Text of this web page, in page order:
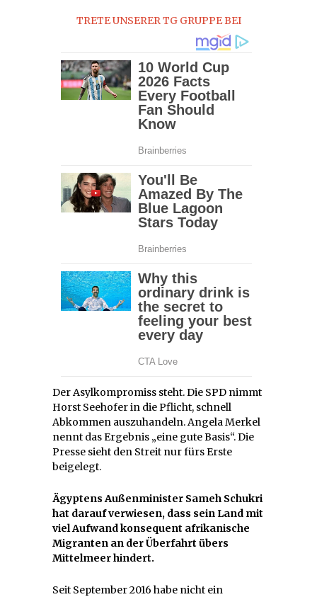
TRETE UNSERER TG GRUPPE BEI
Der Asylkompromiss steht. Die SPD nimmt
Horst Seehofer in die Pflicht, schnell
Abkommen auszuhandeln. Angela Merkel
nennt das Ergebnis „eine gute Basis“. Die
Presse sieht den Streit nur fürs Erste
beigelegt.
Ägyptens Außenminister Sameh Schukri
hat darauf verwiesen, dass sein Land mit
viel Aufwand konsequent afrikanische
Migranten an der Überfahrt übers
Mittelmeer hindert.
Seit September 2016 habe nicht ein